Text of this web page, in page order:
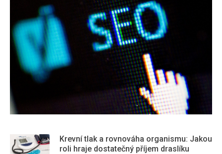
Krevní tlak a rovnováha organismu: Jakou
roli hraje dostatečný příjem draslíku